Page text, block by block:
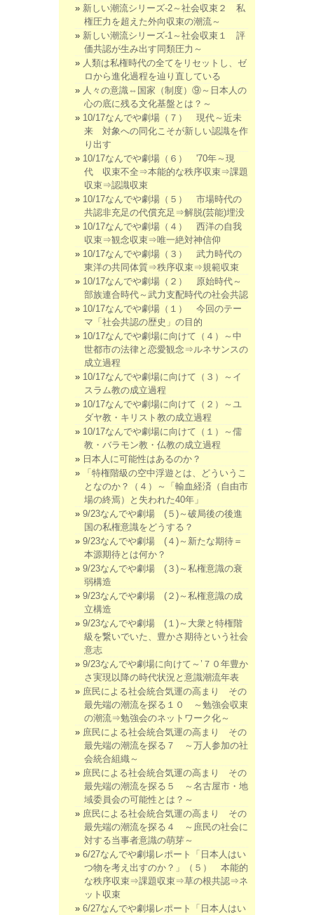
新しい潮流シリーズ-2～社会収束２ 私
権圧力を超えた外向収束の潮流～
新しい潮流シリーズ-1～社会収束１ 評
価共認が生み出す同類圧力～
人類は私権時代の全てをリセットし、ゼ
ロから進化過程を辿り直している
人々の意識⇔国家（制度）⑨～日本人の
心の底に残る文化基盤とは？～
10/17なんでや劇場（７） 現代～近未
来 対象への同化こそが新しい認識を作
り出す
10/17なんでや劇場（６） '70年～現
代 収束不全⇒本能的な秩序収束⇒課題
収束⇒認識収束
10/17なんでや劇場（５） 市場時代の
共認非充足の代償充足⇒解脱(芸能)埋没
10/17なんでや劇場（４） 西洋の自我
収束⇒観念収束⇒唯一絶対神信仰
10/17なんでや劇場（３） 武力時代の
東洋の共同体質⇒秩序収束⇒規範収束
10/17なんでや劇場（２） 原始時代～
部族連合時代～武力支配時代の社会共認
10/17なんでや劇場（１） 今回のテー
マ「社会共認の歴史」の目的
10/17なんでや劇場に向けて（４）～中
世都市の法律と恋愛観念⇒ルネサンスの
成立過程
10/17なんでや劇場に向けて（３）～イ
スラム教の成立過程
10/17なんでや劇場に向けて（２）～ユ
ダヤ教・キリスト教の成立過程
10/17なんでや劇場に向けて（１）～儒
教・バラモン教・仏教の成立過程
日本人に可能性はあるのか？
「特権階級の空中浮遊とは、どういうこ
となのか？（４）～「輸血経済（自由市
場の終焉）と失われた40年」
9/23なんでや劇場 (５)～破局後の後進
国の私権意識をどうする？
9/23なんでや劇場 (４)～新たな期待＝
本源期待とは何か？
9/23なんでや劇場 (３)～私権意識の衰
弱構造
9/23なんでや劇場 (２)～私権意識の成
立構造
9/23なんでや劇場 (１)～大衆と特権階
級を繋いでいた、豊かさ期待という社会
意志
9/23なんでや劇場に向けて～’７０年豊か
さ実現以降の時代状況と意識潮流年表
庶民による社会統合気運の高まり その
最先端の潮流を探る１０ ～勉強会収束
の潮流⇒勉強会のネットワーク化～
庶民による社会統合気運の高まり その
最先端の潮流を探る７ ～万人参加の社
会統合組織～
庶民による社会統合気運の高まり その
最先端の潮流を探る５ ～名古屋市・地
域委員会の可能性とは？～
庶民による社会統合気運の高まり その
最先端の潮流を探る４ ～庶民の社会に
対する当事者意識の萌芽～
6/27なんでや劇場レポート「日本人はい
つ物を考え出すのか？」（５） 本能的
な秩序収束⇒課題収束⇒草の根共認⇒ネ
ット収束
6/27なんでや劇場レポート「日本人はい